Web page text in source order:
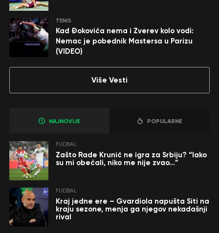
TENIS
Kad Đokovića nema i Zverev kolo vodi:
Nemac je pobednik Mastersa u Parizu
(VIDEO)
Više Vesti
NAJNOVIJE POPULARNE
FUDBAL
Zašto Rade Krunić ne igra za Srbiju? “Iako
su mi obećali, niko me nije zvao…”
FUDBAL
Kraj jedne ere – Gvardiola napušta Siti na
kraju sezone, menja ga njegov nekadašnji
rival